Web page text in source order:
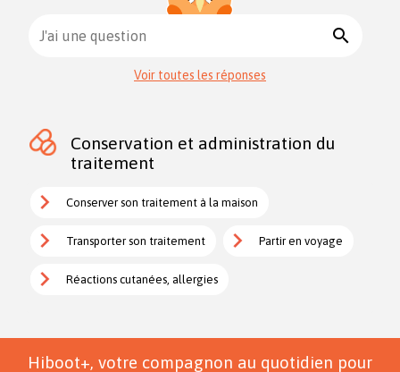
J'ai une question search
Voir toutes les réponses
Conservation et administration du
traitement
Conserver son traitement à la maison
Transporter son traitement Partir en voyage
Réactions cutanées, allergies
Hiboot+, votre compagnon au quotidien pour